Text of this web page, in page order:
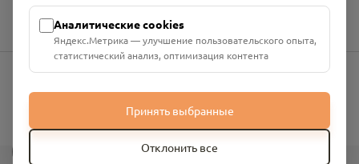
info@pomnim.online
Аналитические cookies
Яндекс.Метрика — улучшение пользовательского опыта,
статистический анализ, оптимизация контента
Принять выбранные
Отклонить все